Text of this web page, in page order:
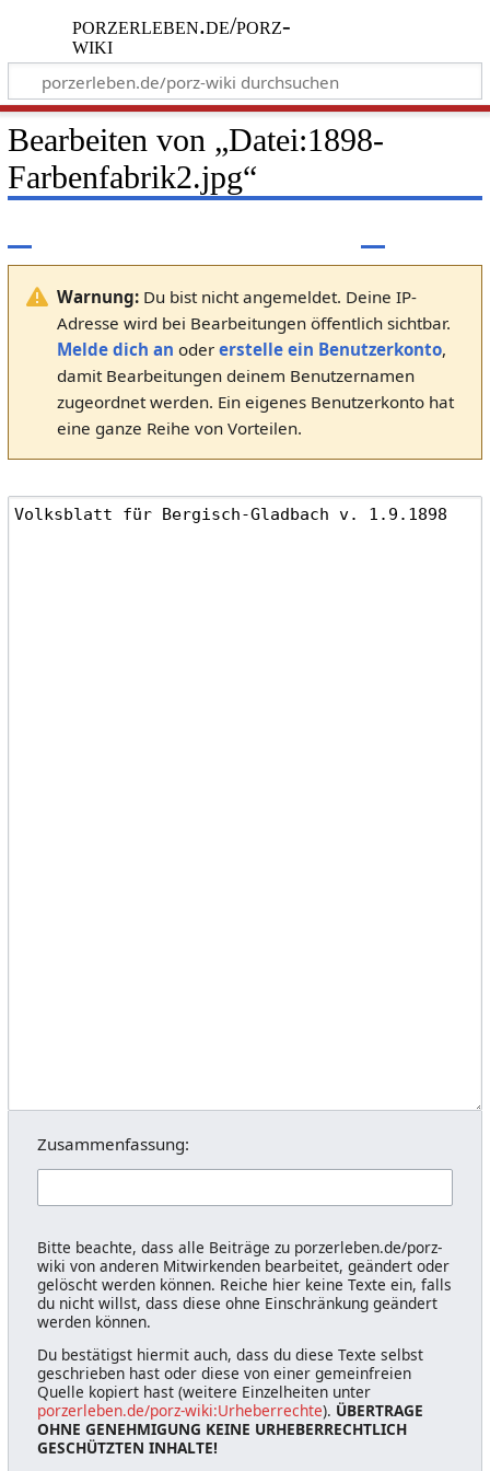
porzerleben.de/porz-
wiki
Bearbeiten von „Datei:1898-
Farbenfabrik2.jpg“
Warnung:Du bist nicht angemeldet. Deine IP-
Adresse wird bei Bearbeitungen öffentlich sichtbar.
Melde dich an oder erstelle ein Benutzerkonto,
damit Bearbeitungen deinem Benutzernamen
zugeordnet werden. Ein eigenes Benutzerkonto hat
eine ganze Reihe von Vorteilen.
Zusammenfassung:
Bitte beachte, dass alle Beiträge zu porzerleben.de/porz-
wiki von anderen Mitwirkenden bearbeitet, geändert oder
gelöscht werden können. Reiche hier keine Texte ein, falls
du nicht willst, dass diese ohne Einschränkung geändert
werden können.
Du bestätigst hiermit auch, dass du diese Texte selbst
geschrieben hast oder diese von einer gemeinfreien
Quelle kopiert hast (weitere Einzelheiten unter
porzerleben.de/porz-wiki:Urheberrechte). ÜBERTRAGE
OHNE GENEHMIGUNG KEINE URHEBERRECHTLICH
GESCHÜTZTEN INHALTE!